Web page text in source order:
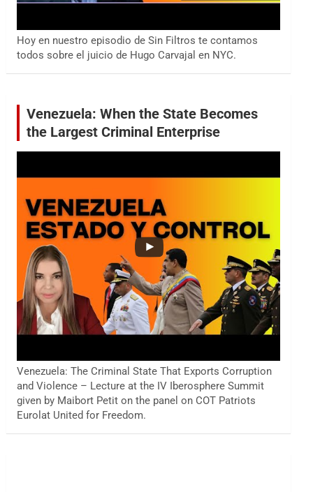
Hoy en nuestro episodio de Sin Filtros te contamos
todos sobre el juicio de Hugo Carvajal en NYC.
Venezuela: When the State Becomes
the Largest Criminal Enterprise
Venezuela: The Criminal State That Exports Corruption
and Violence – Lecture at the IV Iberosphere Summit
given by Maibort Petit on the panel on COT Patriots
Eurolat United for Freedom.